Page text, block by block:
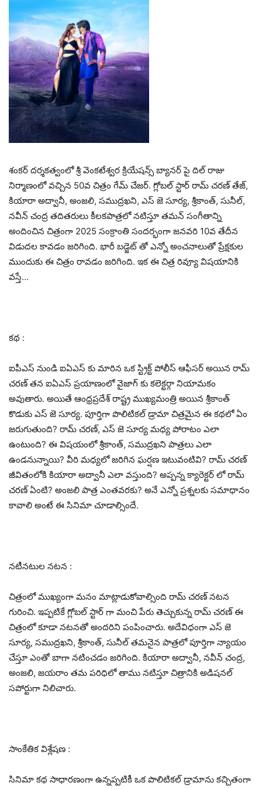
శంకర్ దర్శకత్వంలో శ్రీ వెంకటేశ్వర క్రియేషన్స్ బ్యానర్ పై దిల్ రాజు
నిర్మాణంలో వచ్చిన 50వ చిత్రం గేమ్ చేజర్. గ్లోబల్ స్టార్ రామ్ చరణ్ తేజ్,
కియారా అద్వానీ, అంజలి, సముద్రఖని, ఎస్ జె సూర్య, శ్రీకాంత్, సునీల్,
నవీన్ చంద్ర తదితరులు కీలకపాత్రలో నటిస్తూ తమన్ సంగీతాన్ని
అందించిన చిత్రంగా 2025 సంక్రాంతి సందర్భంగా జనవరి 10వ తేదీన
విడుదల కావడం జరిగింది. భారీ బడ్జెట్ తో ఎన్నో అంచనాలుతో ప్రేక్షకుల
ముందుకు ఈ చిత్రం రావడం జరిగింది. ఇక ఈ చిత్ర రివ్యూ విషయానికి
వస్తే…
కథ :
ఐపీఎస్ నుండి ఐఏఎస్ కు మారిన ఒక స్ట్రిక్ట్ పోలీస్ ఆఫీసర్ అయిన రామ్
చరణ్ తన ఐఏఎస్ ప్రయాణంలో వైజాగ్ కు కలెక్టర్గా నియామకం
అవుతారు. అయితే ఆంధ్రప్రదేశ్ రాష్ట్ర ముఖ్యమంత్రి అయిన శ్రీకాంత్
కొడుకు ఎస్ జె సూర్య. పూర్తిగా పొలిటికల్ డ్రామా చిత్రమైన ఈ కథలో ఏం
జరుగుతుంది? రామ్ చరణ్, ఎస్ జె సూర్య మధ్య పోరాటం ఎలా
ఉంటుంది? ఈ విషయంలో శ్రీకాంత్, సముద్రఖని పాత్రలు ఎలా
ఉండనున్నాయి? వీరి మధ్యలో జరిగిన ఘర్షణ ఇటువంటివి? రామ్ చరణ్
జీవితంలోకి కియారా అద్వానీ ఎలా వస్తుంది? అప్పన్న క్యారెక్టర్ లో రామ్
చరణ్ ఏంటి? అంజలి పాత్ర ఎంతవరకు? అనే ఎన్నో ప్రశ్నలకు సమాధానం
కావాలి అంటే ఈ సినిమా చూడాల్సిందే.
నటీనటుల నటన :
చిత్రంలో ముఖ్యంగా మనం మాట్లాడుకోవాల్సింది రామ్ చరణ్ నటన
గురించి. ఇప్పటికే గ్లోబల్ స్టార్ గా మంచి పేరు తెచ్చుకున్న రామ్ చరణ్ ఈ
చిత్రంలో కూడా నటనతో అందరిని పంపించారు. అదేవిధంగా ఎస్ జె
సూర్య, సముద్రఖని, శ్రీకాంత్, సునీల్ తమనైన పాత్రలో పూర్తిగా న్యాయం
చేస్తూ ఎంతో బాగా నటించడం జరిగింది. కియారా అద్వానీ, నవీన్ చంద్ర,
అంజలి, జయరాం తమ పరిధిలో తాము నటిస్తూ చిత్రానికి అడిషనల్
సపోర్టుగా నిలిచారు.
సాంకేతిక విశ్లేషణ :
సినిమా కథ సాధారణంగా ఉన్నప్పటికీ ఒక పొలిటికల్ డ్రామాను కచ్చితంగా